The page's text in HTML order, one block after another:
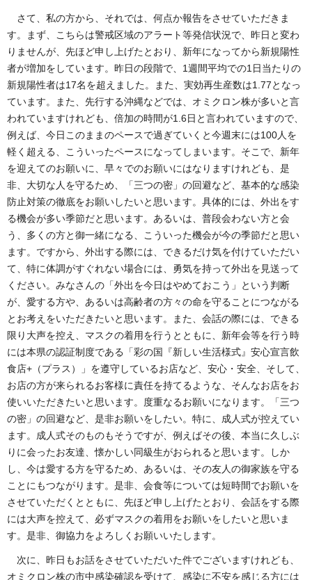
さて、私の方から、それでは、何点か報告をさせていただきま
す。まず、こちらは警戒区域のアラート等発信状況で、昨日と変わ
りませんが、先ほど申し上げたとおり、新年になってから新規陽性
者が増加をしています。昨日の段階で、1週間平均での1日当たりの
新規陽性者は17名を超えました。また、実効再生産数は1.77となっ
ています。また、先行する沖縄などでは、オミクロン株が多いと言
われていますけれども、倍加の時間が1.6日と言われていますので、
例えば、今日このままのペースで過ぎていくと今週末には100人を
軽く超える、こういったペースになってしまいます。そこで、新年
を迎えてのお願いに、早々でのお願いにはなりますけれども、是
非、大切な人を守るため、「三つの密」の回避など、基本的な感染
防止対策の徹底をお願いしたいと思います。具体的には、外出をす
る機会が多い季節だと思います。あるいは、普段会わない方と会
う、多くの方と御一緒になる、こういった機会が今の季節だと思い
ます。ですから、外出する際には、できるだけ気を付けていただい
て、特に体調がすぐれない場合には、勇気を持って外出を見送って
ください。みなさんの「外出を今日はやめておこう」という判断
が、愛する方や、あるいは高齢者の方々の命を守ることにつながる
とお考えをいただきたいと思います。また、会話の際には、できる
限り大声を控え、マスクの着用を行うとともに、新年会等を行う時
には本県の認証制度である「彩の国『新しい生活様式』安心宣言飲
食店+（プラス）」を遵守しているお店など、安心・安全、そして、
お店の方が来られるお客様に責任を持てるような、そんなお店をお
使いいただきたいと思います。度重なるお願いになります。「三つ
の密」の回避など、是非お願いをしたい。特に、成人式が控えてい
ます。成人式そのものもそうですが、例えばその後、本当に久しぶ
りに会ったお友達、懐かしい同級生がおられると思います。しか
し、今は愛する方を守るため、あるいは、その友人の御家族を守る
ことにもつながります。是非、会食等については短時間でお願いを
させていただくとともに、先ほど申し上げたとおり、会話をする際
には大声を控えて、必ずマスクの着用をお願いをしたいと思いま
す。是非、御協力をよろしくお願いいたします。
次に、昨日もお話をさせていただいた件でございますけれども、
オミクロン株の市中感染確認を受けて、感染に不安を感じる方には